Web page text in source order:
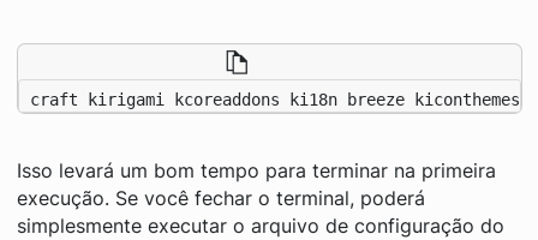
craft kirigami kcoreaddons ki18n breeze kiconthemes
Isso levará um bom tempo para terminar na primeira
execução. Se você fechar o terminal, poderá
simplesmente executar o arquivo de configuração do